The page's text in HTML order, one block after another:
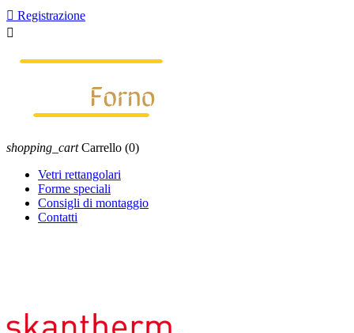
 Registrazione

shopping_cart Carrello (0)
Vetri rettangolari
Forme speciali
Consigli di montaggio
Contatti